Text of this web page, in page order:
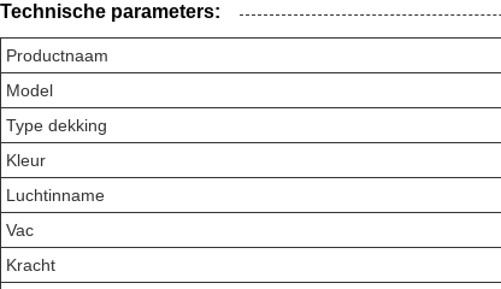
Technische parameters:
Productnaam
Model
Type dekking
Kleur
Luchtinname
Vac
Kracht